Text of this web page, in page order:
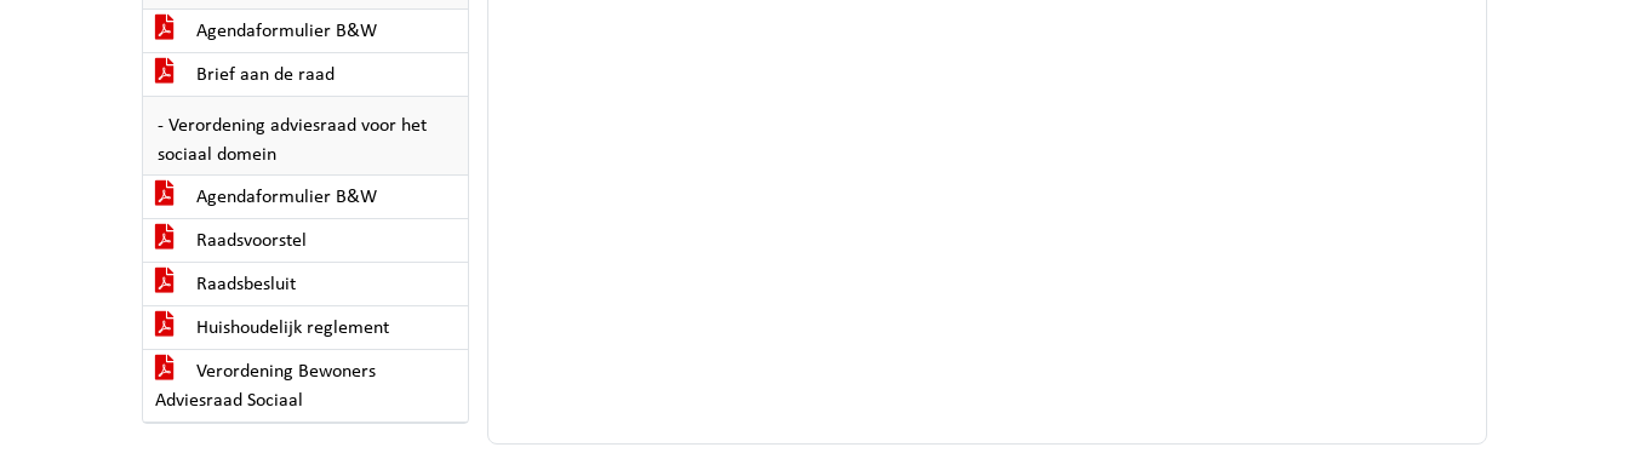
Agendaformulier B&W
Brief aan de raad
- Verordening adviesraad voor het
sociaal domein
Agendaformulier B&W
Raadsvoorstel
Raadsbesluit
Huishoudelijk reglement
Verordening Bewoners
Adviesraad Sociaal